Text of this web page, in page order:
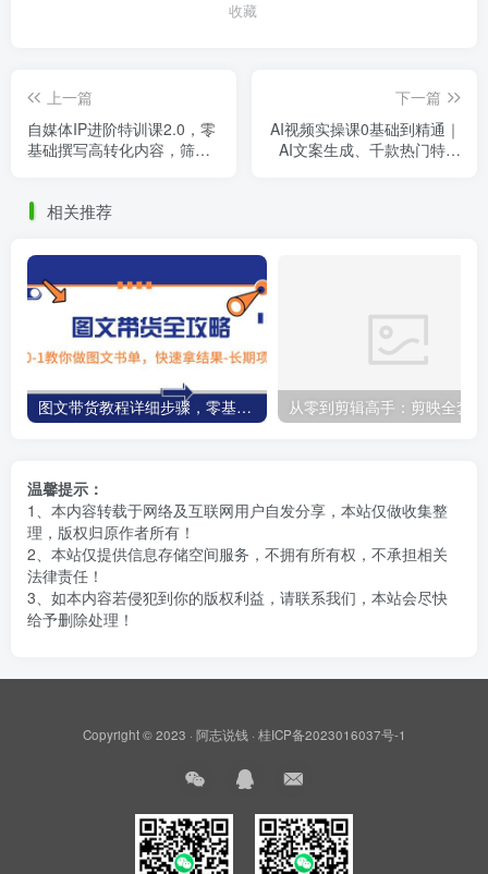
收藏
上一篇
自媒体IP进阶特训课2.0，零
基础撰写高转化内容，筛选
下一篇
AI视频实操课0基础到精通｜
AI文案生成、千款热门特效
相关推荐
图文带货教程详细步骤，零基础教你做图文书单，长期项目，轻松上手实操
温馨提示：
1、本内容转载于网络及互联网用户自发分享，本站仅做收集整
理，版权归原作者所有！
2、本站仅提供信息存储空间服务，不拥有所有权，不承担相关
法律责任！
3、如本内容若侵犯到你的版权利益，请联系我们，本站会尽快
给予删除处理！
Copyright © 2023 · 阿志说钱 · 桂ICP备2023016037号-1